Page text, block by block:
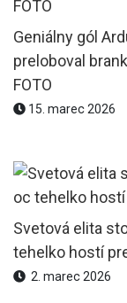
Geniálny gól
preloboval
FOTO
15. marec 2026
Svetová elita
tehelko hostí
2. marec 2026